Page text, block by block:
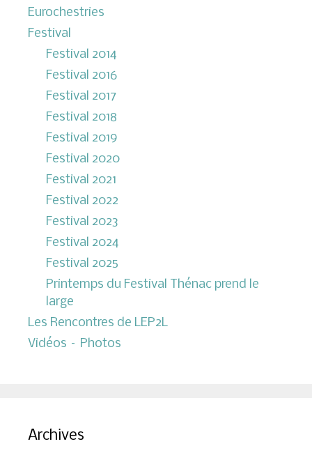
Eurochestries
Festival
Festival 2014
Festival 2016
Festival 2017
Festival 2018
Festival 2019
Festival 2020
Festival 2021
Festival 2022
Festival 2023
Festival 2024
Festival 2025
Printemps du Festival Thénac prend le
large
Les Rencontres de LEP2L
Vidéos – Photos
Archives